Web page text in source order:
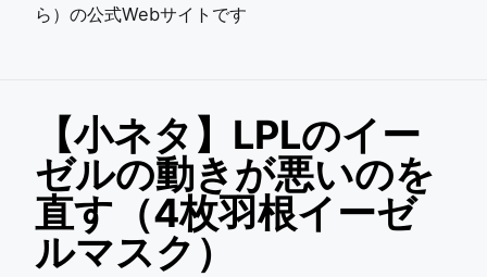
ら）の公式Webサイトです
【小ネタ】LPLのイー
ゼルの動きが悪いのを
直す（4枚羽根イーゼ
ルマスク）